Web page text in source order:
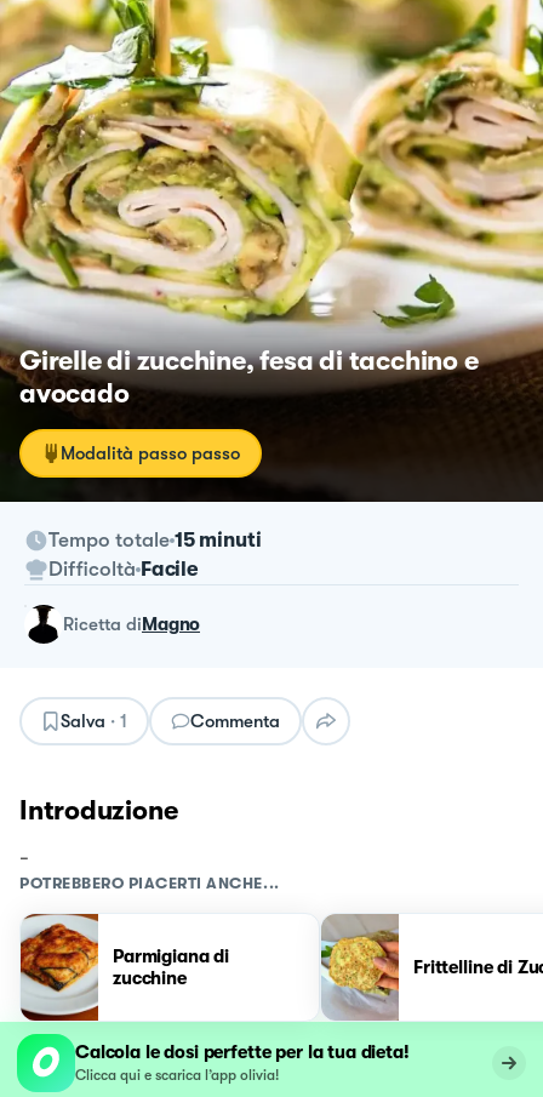
Girelle di zucchine, fesa di tacchino e
avocado
Modalità passo passo
Tempo totale 15 minuti
Difficoltà Facile
ricetta diMagno
Salva · 1 Commenta
Introduzione
-
POTREBBERO PIACERTI ANCHE...
Parmigiana di
zucchine
Frittelline di
Calcola le dosi perfette per la tua dieta!
Clicca qui e scarica l’app olivia!